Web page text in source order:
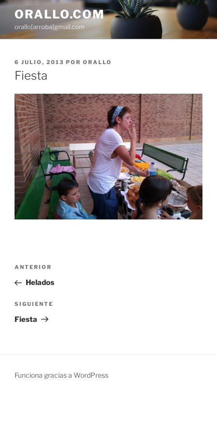
Saltar
contenido
ORALLO.COM
orallo[arroba]gmail.com
PUBLICADO
EL
6 JULIO, 2013 POR ORALLO
Fiesta
Navegación
entradas
Entrada
anterior:
ANTERIOR
Helados
Siguiente
entrada
SIGUIENTE
Fiesta
Funciona gracias a WordPress